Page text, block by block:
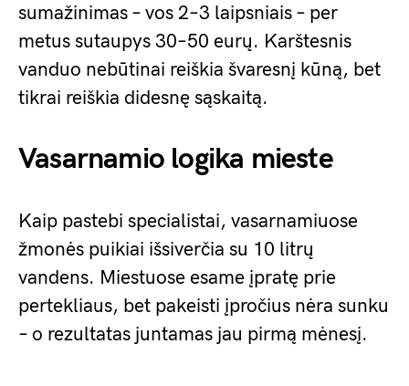
sumažinimas – vos 2–3 laipsniais – per
metus sutaupys 30–50 eurų. Karštesnis
vanduo nebūtinai reiškia švaresnį kūną, bet
tikrai reiškia didesnę sąskaitą.
Vasarnamio logika mieste
Kaip pastebi specialistai, vasarnamiuose
žmonės puikiai išsiverčia su 10 litrų
vandens. Miestuose esame įpratę prie
pertekliaus, bet pakeisti įpročius nėra sunku
– o rezultatas juntamas jau pirmą mėnesį.